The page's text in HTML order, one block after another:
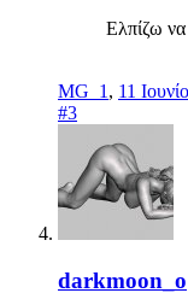
Ελπίζω να
MG_1 , 11
#3
darkmoon_o